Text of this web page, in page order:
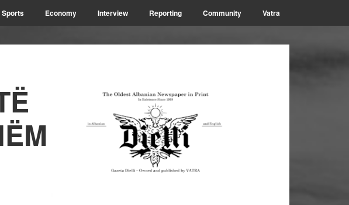
Sports Economy Interview Reporting Community Vatra